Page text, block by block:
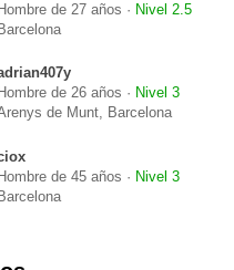
Hombre de 27 años · Nivel 2.5
Barcelona
Hombre de 26 años · Nivel 3
de Munt, Barcelona
Hombre de 45 años · Nivel 3
Barcelona